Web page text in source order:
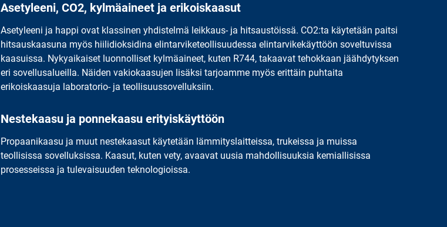
Asetyleeni, CO2, kylmäaineet ja erikoiskaasut
Asetyleeni ja happi ovat klassinen yhdistelmä leikkaus- ja hitsaustöissä. CO2:ta käytetään paitsi
hitsauskaasuna myös hiilidioksidina elintarviketeollisuudessa elintarvikekäyttöön soveltuvissa
kaasuissa. Nykyaikaiset luonnolliset kylmäaineet, kuten R744, takaavat tehokkaan jäähdytyksen
eri sovellusalueilla. Näiden vakiokaasujen lisäksi tarjoamme myös erittäin puhtaita
erikoiskaasuja laboratorio- ja teollisuussovelluksiin.
Nestekaasu ja ponnekaasu erityiskäyttöön
Propaanikaasu ja muut nestekaasut käytetään lämmityslaitteissa, trukeissa ja muissa
teollisissa sovelluksissa. Kaasut, kuten vety, avaavat uusia mahdollisuuksia kemiallisissa
prosesseissa ja tulevaisuuden teknologioissa.